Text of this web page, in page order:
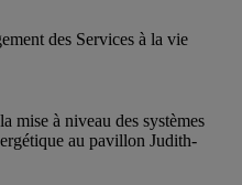
des Services à la vie
mise à niveau des systèmes
au pavillon Judith-